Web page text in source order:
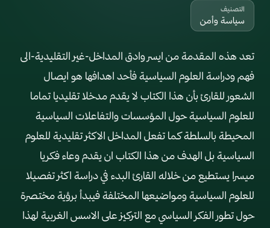
التصنيف
سياسة وأمن
تعد هذه المقدمة من ايسر وادق المداخل-غير التقليدية-الى
فهم ودراسة العلوم السياسية فأحد اهدافها هو ايصال
الشعور للقارئ بأن هذا الكتاب لا يقدم مدخلا تقليديا تماما
للعلوم السياسية حول المؤسسات والتفاعلات السياسية
المحيطة بالسلطة كما تفعل المداخل الاكثر تقليدية للعلوم
السياسية بل الهدف من هذا الكتاب ان يقدم وعاء فكريا
ميسرا يستطيع من خلاله القارئ البدء في دراسة اكثر تفصيلا
للعلوم السياسية ومواضيعها المختلفة فيبدأ برؤية مختصرة
حول تطور الفكر السياسي مع التركيز على الاسس الغربية لهذا